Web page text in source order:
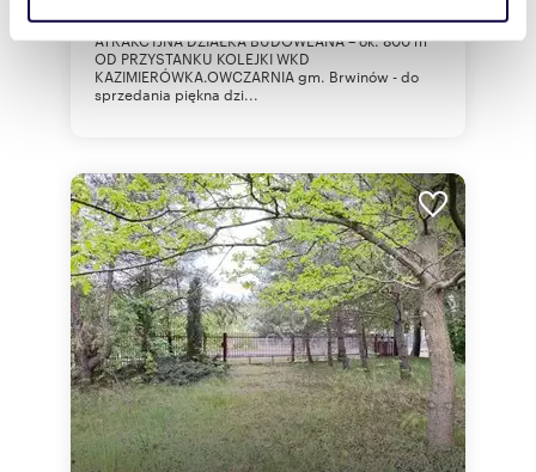
Partnerzy mogą połączyć te informacje z innymi danymi
otrzymanymi od Ciebie lub uzyskanymi podczas
ATRAKCYJNA DZIAŁKA BUDOWLANA – ok. 800 m
OD PRZYSTANKU KOLEJKI WKD
KAZIMIERÓWKA.OWCZARNIA gm. Brwinów - do
sprzedania piękna dzi...